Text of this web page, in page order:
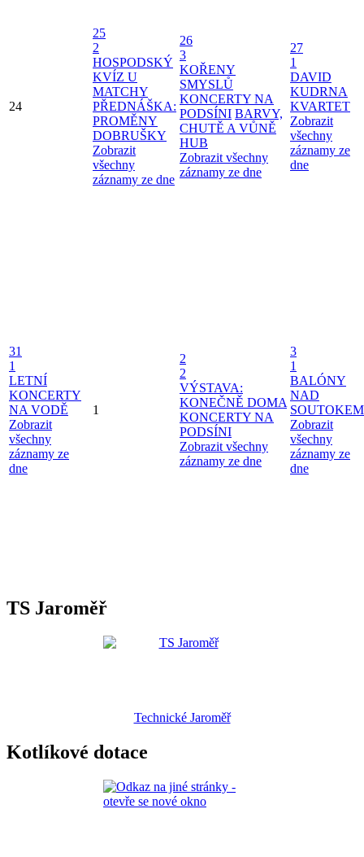
24
25
2
HOSPODSKÝ
KVÍZ U
MATCHY
PŘEDNÁŠKA:
PROMĚNY
DOBRUŠKY
Zobrazit
všechny
záznamy ze dne
26
3
KOŘENY
SMYSLŮ
KONCERTY NA
PODSÍNI BARVY,
CHUTĚ A VŮNĚ
HUB
Zobrazit všechny
záznamy ze dne
27
1
DAVID
KUDRNA
KVARTET
Zobrazit
všechny
záznamy ze
dne
31
1
LETNÍ
KONCERTY
NA VODĚ
Zobrazit
všechny
záznamy ze
dne
1
2
2
VÝSTAVA:
KONEČNĚ DOMA
KONCERTY NA
PODSÍNI
Zobrazit všechny
záznamy ze dne
3
1
BALÓNY
NAD
SOUTOKEM
Zobrazit
všechny
záznamy ze
dne
TS Jaroměř
Technické Jaroměř
Kotlíkové dotace